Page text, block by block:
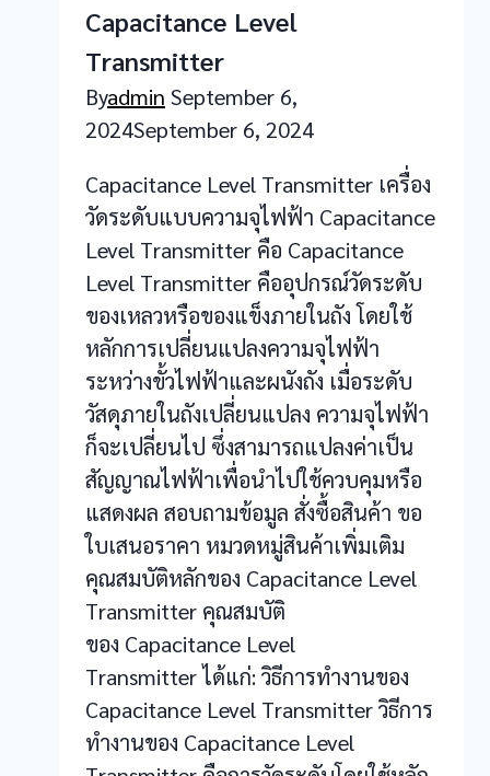
Capacitance Level
Transmitter
Byadmin September 6,
2024September 6, 2024
Capacitance Level Transmitter เครื่อง
วัดระดับแบบความจุไฟฟ้า Capacitance
Level Transmitter คือ Capacitance
Level Transmitter คืออุปกรณ์วัดระดับ
ของเหลวหรือของแข็งภายในถัง โดยใช้
หลักการเปลี่ยนแปลงความจุไฟฟ้า
ระหว่างขั้วไฟฟ้าและผนังถัง เมื่อระดับ
วัสดุภายในถังเปลี่ยนแปลง ความจุไฟฟ้า
ก็จะเปลี่ยนไป ซึ่งสามารถแปลงค่าเป็น
สัญญาณไฟฟ้าเพื่อนำไปใช้ควบคุมหรือ
แสดงผล สอบถามข้อมูล สั่งซื้อสินค้า ขอ
ใบเสนอราคา หมวดหมู่สินค้าเพิ่มเติม
คุณสมบัติหลักของ Capacitance Level
Transmitter คุณสมบัติ
ของ Capacitance Level
Transmitter ได้แก่: วิธีการทำงานของ
Capacitance Level Transmitter วิธีการ
ทำงานของ Capacitance Level